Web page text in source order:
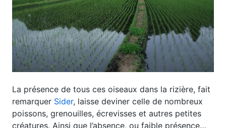
La présence de tous ces oiseaux dans la rizière, fait
remarquer Sider, laisse deviner celle de nombreux
poissons, grenouilles, écrevisses et autres petites
créatures. Ainsi que l’absence, ou faible présence…